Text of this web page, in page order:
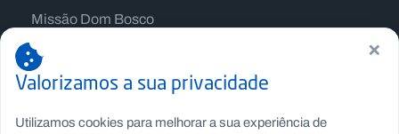
Missão Dom Bosco
Jogos Nacionais Salesianos
×
Valorizamos a sua privacidade
Utilizamos cookies para melhorar a sua experiência de